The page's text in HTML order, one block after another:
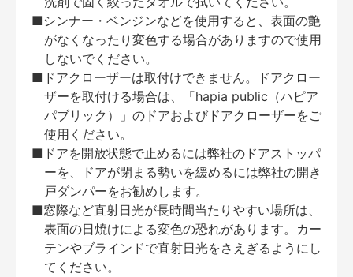
■シンナー・ベンジンなどを使用すると、表面の艶
がなくなったり変色する場合がありますので使用
しないでください。
■ドアクローザーは取付けできません。ドアクロー
ザーを取付ける場合は、「hapia public（ハピア
パブリック）」のドアおよびドアクローザーをご
使用ください。
■ドアを開放状態で止めるには弊社のドアストッパ
ーを、ドアが閉まる勢いを緩めるには弊社の開き
戸ダンパーをお勧めします。
■窓際など直射日光が長時間当たりやすい場所は、
表面の日焼けによる変色の恐れがあります。カー
テンやブラインドで直射日光をさえぎるようにし
てください。